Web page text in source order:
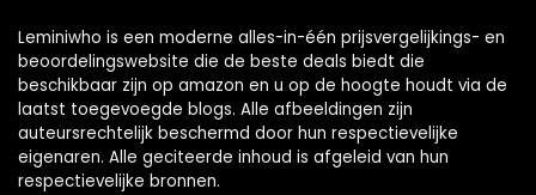
Leminiwho is een moderne alles-in-één prijsvergelijkings- en
beoordelingswebsite die de beste deals biedt die
beschikbaar zijn op amazon en u op de hoogte houdt via de
laatst toegevoegde blogs. Alle afbeeldingen zijn
auteursrechtelijk beschermd door hun respectievelijke
eigenaren. Alle geciteerde inhoud is afgeleid van hun
respectievelijke bronnen.